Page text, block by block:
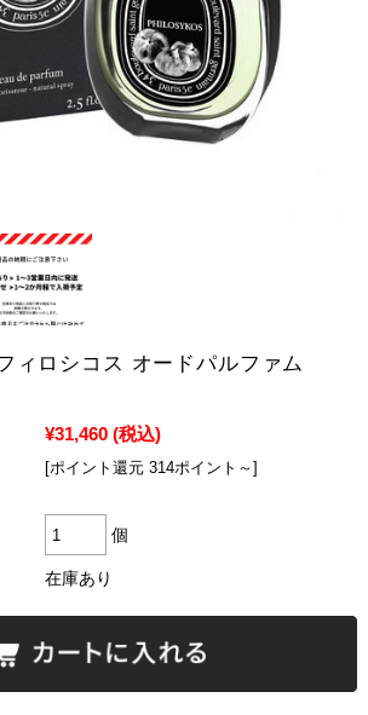
ィロシコス オードパルファム
¥31,460 (税込)
[ポイント還元 314ポイント～]
個
在庫あり